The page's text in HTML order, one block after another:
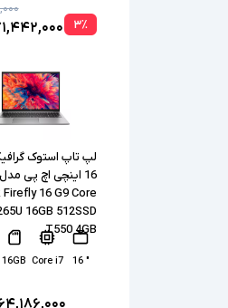
۳٪
لپ تاپ استوک
16 G9 Core
16GB 512SSD
T550 4GB
" 16
Core i7
16GB